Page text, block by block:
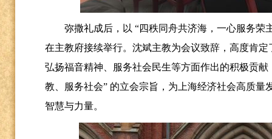
弥撒礼成后，以 “四秩同舟共济海，一心服务荣
在主教府接续举行。沈斌主教为会议致辞，高度肯
弘扬福音精神、服务社会民生等方面作出的积极贡
教、服务社会” 的立会宗旨，为上海经济社会高质量
智慧与力量。